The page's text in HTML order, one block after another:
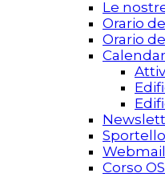
Le
Orario
Orario
Corso